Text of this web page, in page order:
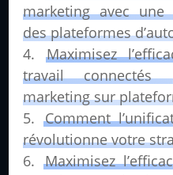
marketing avec
des plateformes
Maximisez
travail connectés
marketing sur
Comment
révolutionne votre
Maximisez